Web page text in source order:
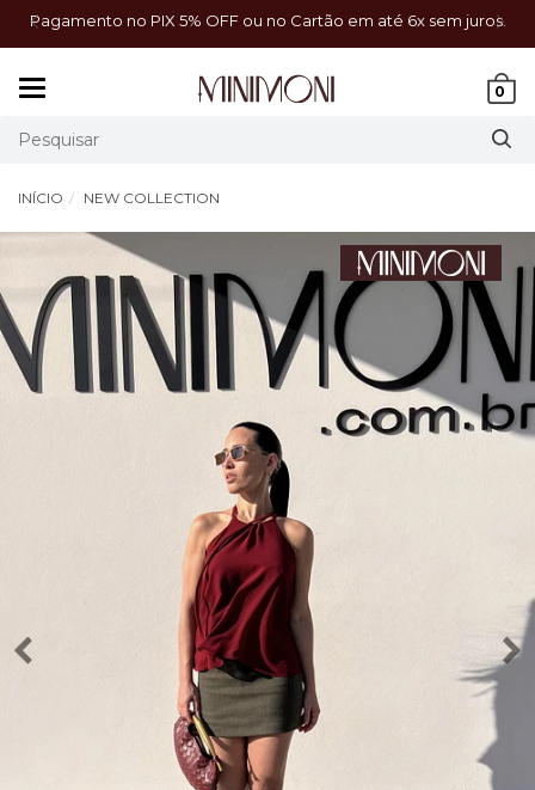
Pagamento no PIX 5% OFF ou no Cartão em até 6x sem juros.
0
INÍCIO NEW COLLECTION